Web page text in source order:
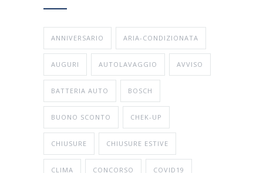
ANNIVERSARIO ARIA-CONDIZIONATA
AUGURI AUTOLAVAGGIO AVVISO
BATTERIA AUTO BOSCH
BUONO SCONTO CHEK-UP
CHIUSURE CHIUSURE ESTIVE
CLIMA CONCORSO COVID19